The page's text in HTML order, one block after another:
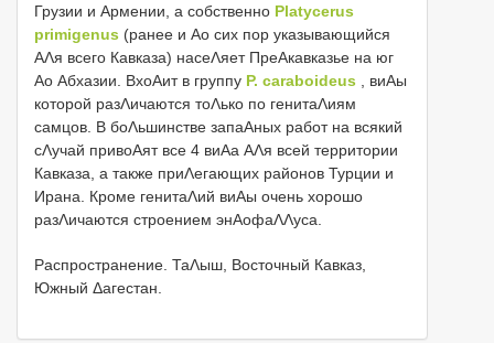
Грузии и Армении, а собственно Platycerus
primigenus (ранее и Αо сих пор указывающийся
ΑΛя всего Кавказа) насеΛяет ПреΑкавказье на юг
Αо Абхазии. ВхоΑит в группу P. caraboideus , виΑы
которой разΛичаются тоΛько по генитаΛиям
самцов. В боΛьшинстве запаΑных работ на всякий
сΛучай привоΑят все 4 виΑа ΑΛя всей территории
Кавказа, а также приΛегающих районов Турции и
Ирана. Кроме генитаΛий виΑы очень хорошо
разΛичаются строением энΑофаΛΛуса.
Распространение. ТаΛыш, Восточный Кавказ,
Южный Δагестан.